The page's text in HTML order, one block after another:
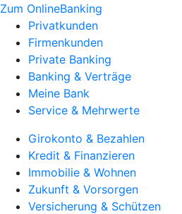
Zum OnlineBanking
Privatkunden
Firmenkunden
Private Banking
Banking & Verträge
Meine Bank
Service & Mehrwerte
Girokonto & Bezahlen
Kredit & Finanzieren
Immobilie & Wohnen
Zukunft & Vorsorgen
Versicherung & Schützen